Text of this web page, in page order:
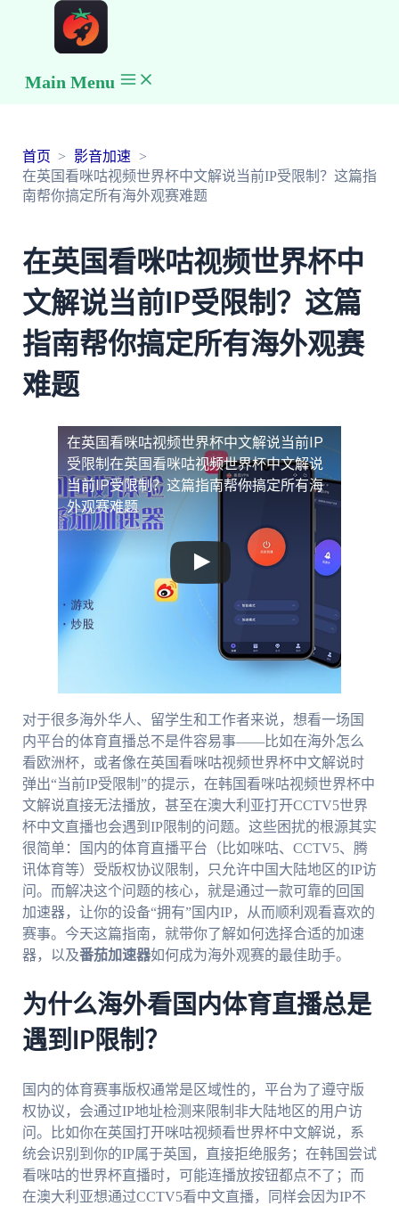
Main Menu
首页
影音加速
在英国看咪咕视频世界杯中文解说当前IP受限制？这篇指
南帮你搞定所有海外观赛难题
在英国看咪咕视频世界杯中
文解说当前IP受限制？这篇
指南帮你搞定所有海外观赛
难题
在英国看咪咕视频世界杯中文解说当前IP
受限制 在英国看咪咕视频世界杯中文解说
当前IP受限制？这篇指南帮你搞定所有海
外观赛难题
对于很多海外华人、留学生和工作者来说，想看一场国
内平台的体育直播总不是件容易事——比如在海外怎么
看欧洲杯，或者像在英国看咪咕视频世界杯中文解说时
弹出“当前IP受限制”的提示，在韩国看咪咕视频世界杯中
文解说直接无法播放，甚至在澳大利亚打开CCTV5世界
杯中文直播也会遇到IP限制的问题。这些困扰的根源其实
很简单：国内的体育直播平台（比如咪咕、CCTV5、腾
讯体育等）受版权协议限制，只允许中国大陆地区的IP访
问。而解决这个问题的核心，就是通过一款可靠的回国
加速器，让你的设备“拥有”国内IP，从而顺利观看喜欢的
赛事。今天这篇指南，就带你了解如何选择合适的加速
器，以及番茄加速器如何成为海外观赛的最佳助手。
为什么海外看国内体育直播总是
遇到IP限制？
国内的体育赛事版权通常是区域性的，平台为了遵守版
权协议，会通过IP地址检测来限制非大陆地区的用户访
问。比如你在英国打开咪咕视频看世界杯中文解说，系
统会识别到你的IP属于英国，直接拒绝服务；在韩国尝试
看咪咕的世界杯直播时，可能连播放按钮都点不了；而
在澳大利亚想通过CCTV5看中文直播，同样会因为IP不